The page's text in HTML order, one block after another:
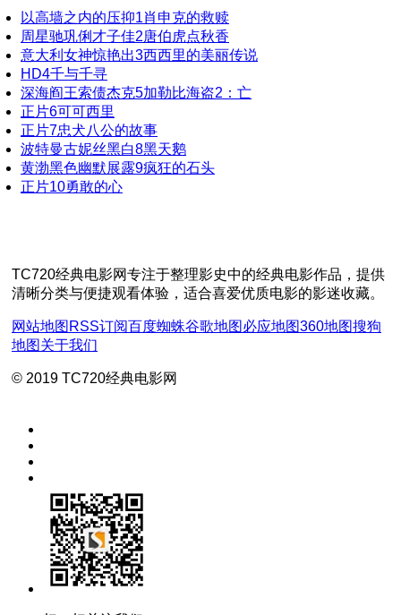
以高墙之内的压抑1肖申克的救赎
周星驰巩俐才子佳2唐伯虎点秋香
意大利女神惊艳出3西西里的美丽传说
HD4千与千寻
深海阎王索债杰克5加勒比海盗2：亡
正片6可可西里
正片7忠犬八公的故事
波特曼古妮丝黑白8黑天鹅
黄渤黑色幽默展露9疯狂的石头
正片10勇敢的心
TC720经典电影网专注于整理影史中的经典电影作品，提供
清晰分类与便捷观看体验，适合喜爱优质电影的影迷收藏。
网站地图 RSS订阅百度蜘蛛谷歌地图必应地图360地图搜狗
地图关于我们
© 2019 TC720经典电影网